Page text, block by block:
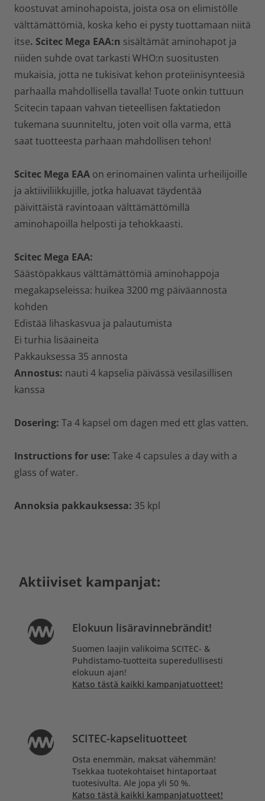
koostuvat aminohapoista, joista osa on elimistölle
välttämättömiä, koska keho ei pysty tuottamaan niitä
itse. Scitec Mega EAA:n sisältämät aminohapot ja
niiden suhde ovat tarkasti WHO:n suositusten
mukaisia, jotta ne tukisivat kehon proteiinisynteesiä
parhaalla mahdollisella tavalla! Tuote onkin tuttuun
Scitecin tapaan vahvan tieteellisen faktatiedon
tukemana suunniteltu, joten voit olla varma, että
saat tuotteesta parhaan mahdollisen tehon!
Scitec Mega EAA on erinomainen valinta urheilijoille
ja aktiiviliikkujille, jotka haluavat täydentää
päivittäistä ravintoaan välttämättömillä
aminohapoilla helposti ja tehokkaasti.
Scitec Mega EAA:
Säästöpakkaus välttämättömiä aminohappoja
megakapseleissa: huikea 3200 mg päiväannosta
kohden
Edistää lihaskasvua ja palautumista
Ei turhia lisäaineita
Pakkauksessa 35 annosta
Annostus: nauti 4 kapselia päivässä vesilasillisen
kanssa
Dosering: Ta 4 kapsel om dagen med ett glas vatten.
Instructions for use: Take 4 capsules a day with a
glass of water.
Annoksia pakkauksessa: 35 kpl
Aktiiviset kampanjat:
Elokuun lisäravinnebrändit!
Suomen laajin valikoima SCITEC- &
Puhdistamo-tuotteita superedullisesti
elokuun ajan!
Katso tästä kaikki kampanjatuotteet!
SCITEC-kapselituotteet
Osta enemmän, maksat vähemmän!
Tsekkaa tuotekohtaiset hintaportaat
tuotesivulta. Ale jopa yli 50 %.
Katso tästä kaikki kampanjatuotteet!